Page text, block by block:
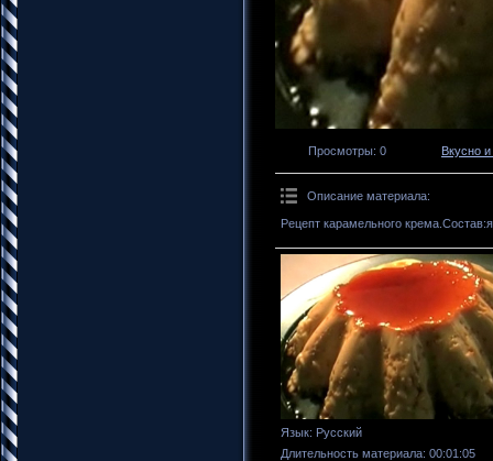
Просмотры: 0 Вкусно
Описание материала:
Рецепт карамельного
Язык: Русский
Длительность материала: 00:01:05